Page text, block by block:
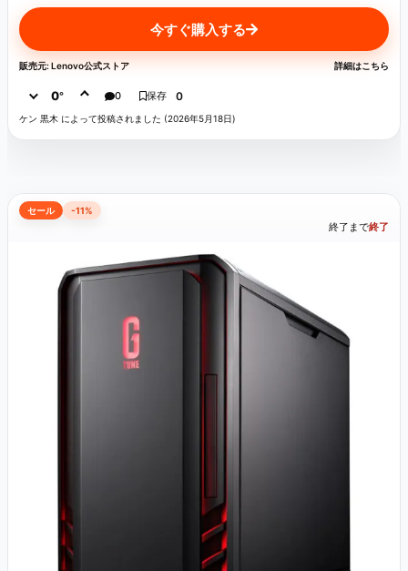
今すぐ購入する
販売元: Lenovo公式ストア 詳細はこちら
0° 0 保存 0
ケン 黒木 によって投稿されました (2026年5月18日)
セール -11%
終了まで終了